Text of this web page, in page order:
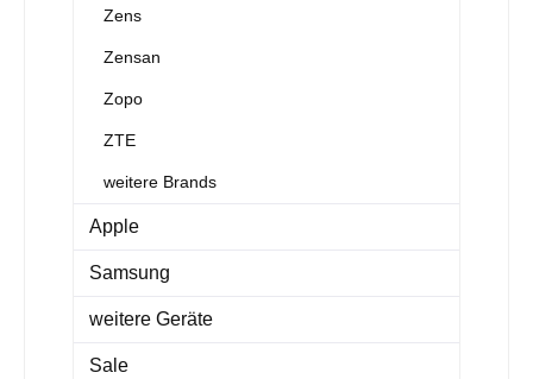
Zens
Zensan
Zopo
ZTE
weitere Brands
Apple
Samsung
weitere Geräte
Sale